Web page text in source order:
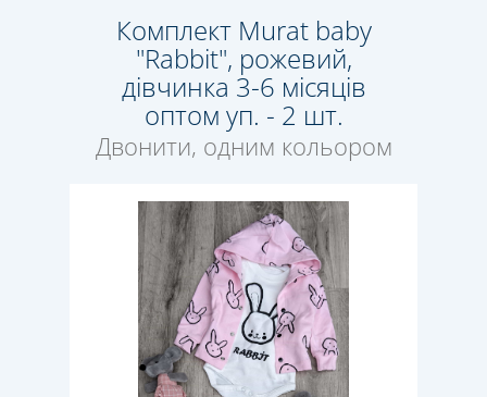
Комплект Murat baby
"Rabbit", рожевий,
дівчинка 3-6 місяців
оптом уп. - 2 шт.
Двонити, одним кольором